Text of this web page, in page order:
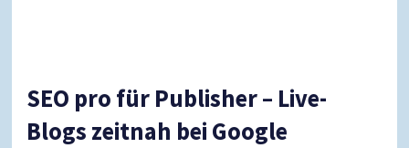
SEO pro für Publisher – Live-
Blogs zeitnah bei Google